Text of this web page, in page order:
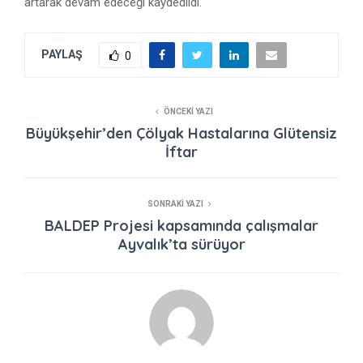
PAYLAŞ 0
ÖNCEKI YAZI
Büyükşehir’den Çölyak Hastalarına Glütensiz
İftar
SONRAKI YAZI
BALDEP Projesi kapsamında çalışmalar
Ayvalık’ta sürüyor